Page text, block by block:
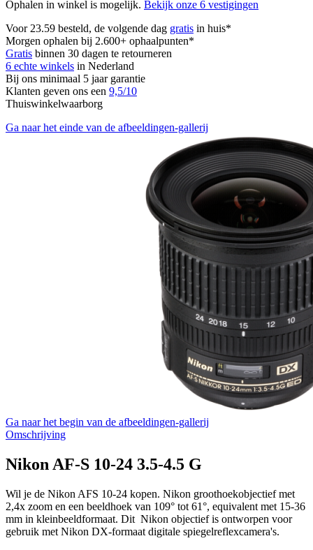
Ophalen in winkel is mogelijk. Bekijk onze 6 vestigingen
Voor 23.59 besteld, de volgende dag gratis in huis*
Morgen ophalen bij 2.600+ ophaalpunten*
Gratis binnen 30 dagen te retourneren
6 echte winkels in Nederland
Bij ons minimaal 5 jaar garantie
Klanten geven ons een 9,5/10
Thuiswinkelwaarborg
Ga naar het einde van de afbeeldingen-gallerij
Ga naar het begin van de afbeeldingen-gallerij
Omschrijving
Nikon AF-S 10-24 3.5-4.5 G
Wil je de Nikon AFS 10-24 kopen. Nikon groothoekobjectief met
2,4x zoom en een beeldhoek van 109° tot 61°, equivalent met 15-36
mm in kleinbeeldformaat. Dit Nikon objectief is ontworpen voor
gebruik met Nikon DX-formaat digitale spiegelreflexcamera's.